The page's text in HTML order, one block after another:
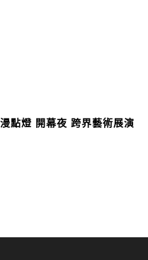
點燈 開幕夜 跨界藝術展演